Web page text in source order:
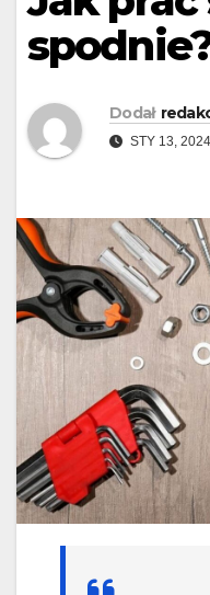
Dodał
STY 13, 2024